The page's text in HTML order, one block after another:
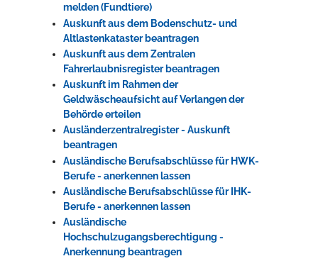
melden (Fundtiere)
Auskunft aus dem Bodenschutz- und
Altlastenkataster beantragen
Auskunft aus dem Zentralen
Fahrerlaubnisregister beantragen
Auskunft im Rahmen der
Geldwäscheaufsicht auf Verlangen der
Behörde erteilen
Ausländerzentralregister - Auskunft
beantragen
Ausländische Berufsabschlüsse für HWK-
Berufe - anerkennen lassen
Ausländische Berufsabschlüsse für IHK-
Berufe - anerkennen lassen
Ausländische
Hochschulzugangsberechtigung -
Anerkennung beantragen